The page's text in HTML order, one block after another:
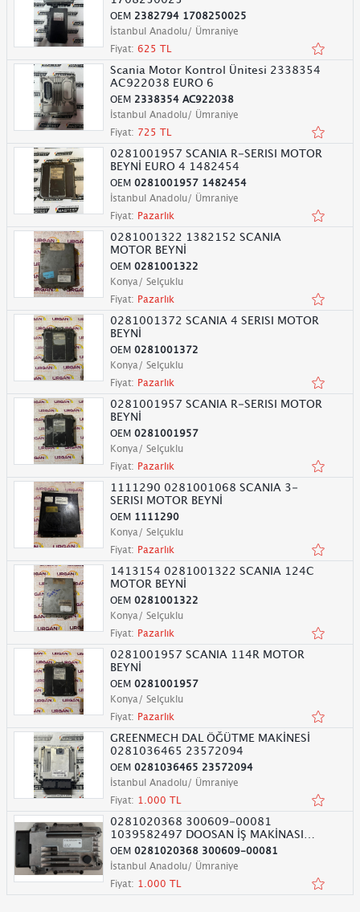
OEM 2382794 1708250025
İstanbul Anadolu/ Ümraniye
Fiyat: 625 TL
Scania Motor Kontrol Ünitesi 2338354
AC922038 EURO 6
OEM 2338354 AC922038
İstanbul Anadolu/ Ümraniye
Fiyat: 725 TL
0281001957 SCANIA R-SERISI MOTOR
BEYNİ EURO 4 1482454
OEM 0281001957 1482454
İstanbul Anadolu/ Ümraniye
Fiyat: Pazarlık
0281001322 1382152 SCANIA
MOTOR BEYNİ
OEM 0281001322
Konya/ Selçuklu
Fiyat: Pazarlık
0281001372 SCANIA 4 SERISI MOTOR
BEYNİ
OEM 0281001372
Konya/ Selçuklu
Fiyat: Pazarlık
0281001957 SCANIA R-SERISI MOTOR
BEYNİ
OEM 0281001957
Konya/ Selçuklu
Fiyat: Pazarlık
1111290 0281001068 SCANIA 3-
SERISI MOTOR BEYNİ
OEM 1111290
Konya/ Selçuklu
Fiyat: Pazarlık
1413154 0281001322 SCANIA 124C
MOTOR BEYNİ
OEM 0281001322
Konya/ Selçuklu
Fiyat: Pazarlık
0281001957 SCANIA 114R MOTOR
BEYNİ
OEM 0281001957
Konya/ Selçuklu
Fiyat: Pazarlık
GREENMECH DAL ÖĞÜTME MAKİNESİ
0281036465 23572094
OEM 0281036465 23572094
İstanbul Anadolu/ Ümraniye
Fiyat: 1.000 TL
0281020368 300609-00081
1039582497 DOOSAN İŞ MAKİNASI
ECU
OEM 0281020368 300609-00081
İstanbul Anadolu/ Ümraniye
Fiyat: 1.000 TL